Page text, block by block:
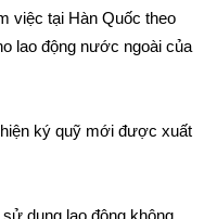
việc tại Hàn Quốc theo
lao động nước ngoài của
ký quỹ mới được xuất
dụng lao động không